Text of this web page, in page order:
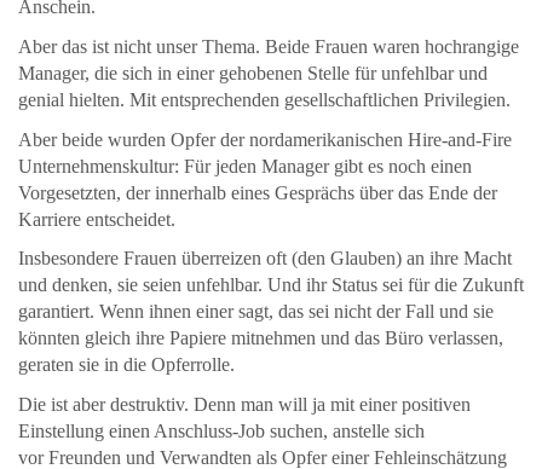
Anschein.
Aber das ist nicht unser Thema. Beide Frauen waren hochrangige
Manager, die sich in einer gehobenen Stelle für unfehlbar und
genial hielten. Mit entsprechenden gesellschaftlichen Privilegien.
Aber beide wurden Opfer der nordamerikanischen Hire-and-Fire
Unternehmenskultur: Für jeden Manager gibt es noch einen
Vorgesetzten, der innerhalb eines Gesprächs über das Ende der
Karriere entscheidet.
Insbesondere Frauen überreizen oft (den Glauben) an ihre Macht
und denken, sie seien unfehlbar. Und ihr Status sei für die Zukunft
garantiert. Wenn ihnen einer sagt, das sei nicht der Fall und sie
könnten gleich ihre Papiere mitnehmen und das Büro verlassen,
geraten sie in die Opferrolle.
Die ist aber destruktiv. Denn man will ja mit einer positiven
Einstellung einen Anschluss-Job suchen, anstelle sich
vor Freunden und Verwandten als Opfer einer Fehleinschätzung